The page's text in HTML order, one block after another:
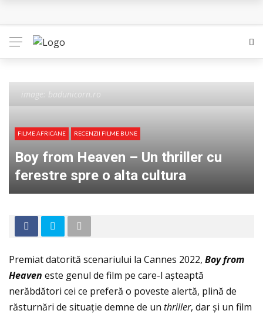
Bolla – O iubire interzisa din Pristina
Indragostitii de Franz K. – Justitiarii literaturii
image: badunicorn.ro
FILME AFRICANE RECENZII FILME BUNE
Boy from Heaven – Un thriller cu
ferestre spre o alta cultura
Premiat datorită scenariului la Cannes 2022, Boy from
Heaven este genul de film pe care-l așteaptă
nerăbdători cei ce preferă o poveste alertă, plină de
răsturnări de situaţie demne de un thriller, dar și un film